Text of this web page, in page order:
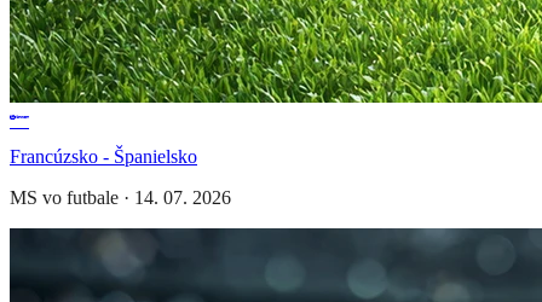
Francúzsko - Španielsko
MS vo futbale · 14. 07. 2026